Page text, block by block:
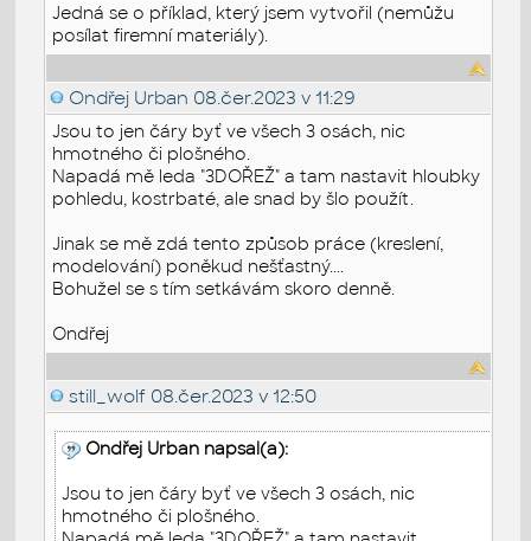
Jedná se o příklad, který jsem vytvořil (nemůžu
posílat firemní materiály).
Ondřej Urban 08.čer.2023 v 11:29
Jsou to jen čáry byť ve všech 3 osách, nic
hmotného či plošného.
Napadá mě leda "3DOŘEŽ" a tam nastavit hloubky
pohledu, kostrbaté, ale snad by šlo použít.
Jinak se mě zdá tento způsob práce (kreslení,
modelování) poněkud nešťastný....
Bohužel se s tím setkávám skoro denně.
Ondřej
still_wolf 08.čer.2023 v 12:50
Ondřej Urban napsal(a):
Jsou to jen čáry byť ve všech 3 osách, nic
hmotného či plošného.